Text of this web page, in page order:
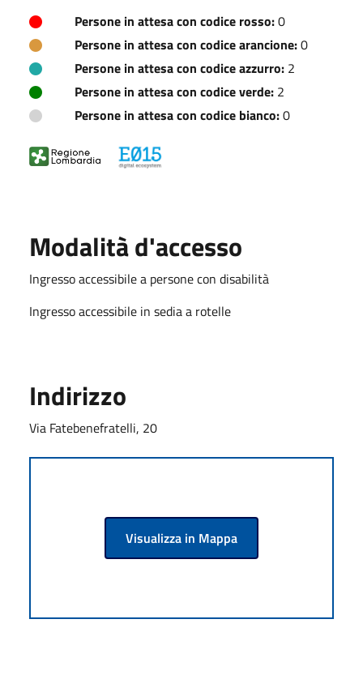
Persone in attesa con codice rosso:0
Persone in attesa con codice arancione:0
Persone in attesa con codice azzurro: 2
Persone in attesa con codice verde: 2
Persone in attesa con codice bianco:0
Modalità d'accesso
Ingresso accessibile a persone con disabilità
Ingresso accessibile in sedia a rotelle
Indirizzo
Via Fatebenefratelli, 20
Visualizza in Mappa